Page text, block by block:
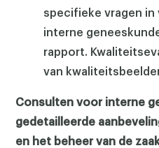
specifieke vragen
interne
rapport.
van
Consulten voor interne
gedetailleerde
en het beheer van de